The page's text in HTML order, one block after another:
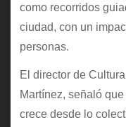
como recorridos
ciudad, con un
personas.
El director de
Martínez, señaló
crece desde lo